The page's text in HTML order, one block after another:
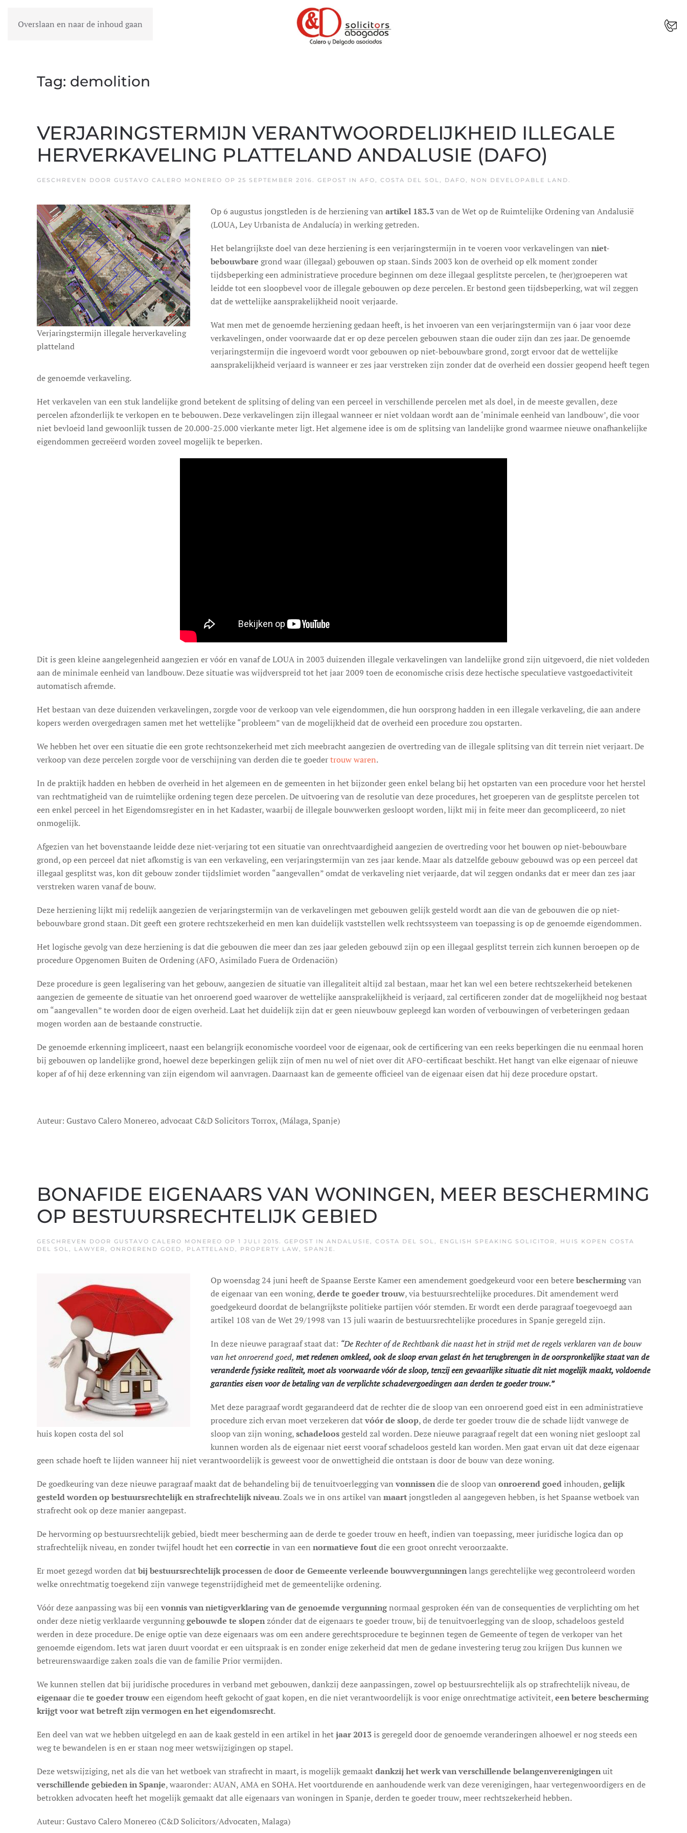
Overslaan en naar de inhoud gaan
MENU
Tag: demolition
VERJARINGSTERMIJN VERANTWOORDELIJKHEID ILLEGALE
HERVERKAVELING PLATTELAND ANDALUSIE (DAFO)
GESCHREVEN DOOR GUSTAVO CALERO MONEREO OP 25 SEPTEMBER 2016. GEPOST IN AFO, COSTA DEL SOL, DAFO, NON DEVELOPABLE LAND.
Verjaringstermijn illegale herverkaveling
platteland
Op 6 augustus jongstleden is de herziening van artikel 183.3van de Wet op de Ruimtelijke Ordening van Andalusië
(LOUA, Ley Urbanista de Andalucía) in werking getreden.
Het belangrijkste doel van deze herziening is een verjaringstermijn in te voeren voor verkavelingen van niet-
bebouwbare grond waar (illegaal) gebouwen op staan. Sinds 2003 kon de overheid op elk moment zonder
tijdsbeperking een administratieve procedure beginnen om deze illegaal gesplitste percelen, te (her)groeperen wat
leidde tot een sloopbevel voor de illegale gebouwen op deze percelen. Er bestond geen tijdsbeperking, wat wil zeggen
dat de wettelijke aansprakelijkheid nooit verjaarde.
Wat men met de genoemde herziening gedaan heeft, is het invoeren van een verjaringstermijn van 6 jaar voor deze
verkavelingen, onder voorwaarde dat er op deze percelen gebouwen staan die ouder zijn dan zes jaar. De genoemde
verjaringstermijn die ingevoerd wordt voor gebouwen op niet-bebouwbare grond, zorgt ervoor dat de wettelijke
aansprakelijkheid verjaard is wanneer er zes jaar verstreken zijn zonder dat de overheid een dossier geopend heeft tegen
de genoemde verkaveling.
Het verkavelen van een stuk landelijke grond betekent de splitsing of deling van een perceel in verschillende percelen met als doel, in de meeste gevallen, deze
percelen afzonderlijk te verkopen en te bebouwen. Deze verkavelingen zijn illegaal wanneer er niet voldaan wordt aan de ‘minimale eenheid van landbouw’, die voor
niet bevloeid land gewoonlijk tussen de 20.000-25.000 vierkante meter ligt. Het algemene idee is om de splitsing van landelijke grond waarmee nieuwe onafhankelijke
eigendommen gecreëerd worden zoveel mogelijk te beperken.
Dit is geen kleine aangelegenheid aangezien er vóór en vanaf de LOUA in 2003 duizenden illegale verkavelingen van landelijke grond zijn uitgevoerd, die niet voldeden
aan de minimale eenheid van landbouw. Deze situatie was wijdverspreid tot het jaar 2009 toen de economische crisis deze hectische speculatieve vastgoedactiviteit
automatisch afremde.
Het bestaan van deze duizenden verkavelingen, zorgde voor de verkoop van vele eigendommen, die hun oorsprong hadden in een illegale verkaveling, die aan andere
kopers werden overgedragen samen met het wettelijke “probleem” van de mogelijkheid dat de overheid een procedure zou opstarten.
We hebben het over een situatie die een grote rechtsonzekerheid met zich meebracht aangezien de overtreding van de illegale splitsing van dit terrein niet verjaart. De
verkoop van deze percelen zorgde voor de verschijning van derden die te goedertrouw waren.
In de praktijk hadden en hebben de overheid in het algemeen en de gemeenten in het bijzonder geen enkel belang bij het opstarten van een procedure voor het herstel
van rechtmatigheid van de ruimtelijke ordening tegen deze percelen. De uitvoering van de resolutie van deze procedures, het groeperen van de gesplitste percelen tot
een enkel perceel in het Eigendomsregister en in het Kadaster, waarbij de illegale bouwwerken gesloopt worden, lijkt mij in feite meer dan gecompliceerd, zo niet
onmogelijk.
Afgezien van het bovenstaande leidde deze niet-verjaring tot een situatie van onrechtvaardigheid aangezien de overtreding voor het bouwen op niet-bebouwbare
grond, op een perceel dat niet afkomstig is van een verkaveling, een verjaringstermijn van zes jaar kende. Maar als datzelfde gebouw gebouwd was op een perceel dat
illegaal gesplitst was, kon dit gebouw zonder tijdslimiet worden “aangevallen” omdat de verkaveling niet verjaarde, dat wil zeggen ondanks dat er meer dan zes jaar
verstreken waren vanaf de bouw.
Deze herziening lijkt mij redelijk aangezien de verjaringstermijn van de verkavelingen met gebouwen gelijk gesteld wordt aan die van de gebouwen die op niet-
bebouwbare grond staan. Dit geeft een grotere rechtszekerheid en men kan duidelijk vaststellen welk rechtssysteem van toepassing is op de genoemde eigendommen.
Het logische gevolg van deze herziening is dat die gebouwen die meer dan zes jaar geleden gebouwd zijn op een illegaal gesplitst terrein zich kunnen beroepen op de
procedure Opgenomen Buiten de Ordening (AFO, Asimilado Fuera de Ordenaciön)
Deze procedure is geen legalisering van het gebouw, aangezien de situatie van illegaliteit altijd zal bestaan, maar het kan wel een betere rechtszekerheid betekenen
aangezien de gemeente de situatie van het onroerend goed waarover de wettelijke aansprakelijkheid is verjaard, zal certificeren zonder dat de mogelijkheid nog bestaat
om “aangevallen” te worden door de eigen overheid. Laat het duidelijk zijn dat er geen nieuwbouw gepleegd kan worden of verbouwingen of verbeteringen gedaan
mogen worden aan de bestaande constructie.
De genoemde erkenning impliceert, naast een belangrijk economische voordeel voor de eigenaar, ook de certificering van een reeks beperkingen die nu eenmaal horen
bij gebouwen op landelijke grond, hoewel deze beperkingen gelijk zijn of men nu wel of niet over dit AFO-certificaat beschikt. Het hangt van elke eigenaar of nieuwe
koper af of hij deze erkenning van zijn eigendom wil aanvragen. Daarnaast kan de gemeente officieel van de eigenaar eisen dat hij deze procedure opstart.
Auteur: Gustavo Calero Monereo, advocaat C&D Solicitors Torrox, (Málaga, Spanje)
BONAFIDE EIGENAARS VAN WONINGEN, MEER BESCHERMING
OP BESTUURSRECHTELIJK GEBIED
GESCHREVEN DOOR GUSTAVO CALERO MONEREO OP 1 JULI 2015. GEPOST IN ANDALUSIE, COSTA DEL SOL, ENGLISH SPEAKING SOLICITOR , HUIS KOPEN COSTA
DEL SOL, LAWYER , ONROEREND GOED, PLATTELAND, PROPERTY LAW, SPANJE.
huis kopen costa del sol
Op woensdag 24 juni heeft de Spaanse Eerste Kamer een amendement goedgekeurd voor een beterebeschermingvan
de eigenaar van een woning,derde te goeder trouw, via bestuursrechtelijke procedures. Dit amendement werd
goedgekeurd doordat de belangrijkste politieke partijen vóór stemden. Er wordt een derde paragraaf toegevoegd aan
artikel 108 van de Wet 29/1998 van 13 juli waarin de bestuursrechtelijke procedures in Spanje geregeld zijn.
In deze nieuwe paragraaf staat dat: “De Rechter of de Rechtbank die naast het in strijd met de regels verklaren van de bouw
van het onroerend goed, met redenen omkleed, ook de sloop ervan gelast én het terugbrengen in de oorspronkelijke staat van de
veranderde fysieke realiteit, moet als voorwaarde vóór de sloop, tenzij een gevaarlijke situatie dit niet mogelijk maakt, voldoende
garanties eisen voor de betaling van de verplichte schadevergoedingen aan derden te goeder trouw.”
Met deze paragraaf wordt gegarandeerd dat de rechter die de sloop van een onroerend goed eist in een administratieve
procedure zich ervan moet verzekeren datvóór de sloop, de derde ter goeder trouw die de schade lijdt vanwege de
sloop van zijn woning,schadeloosgesteld zal worden. Deze nieuwe paragraaf regelt dat een woning niet gesloopt zal
kunnen worden als de eigenaar niet eerst vooraf schadeloos gesteld kan worden. Men gaat ervan uit dat deze eigenaar
geen schade hoeft te lijden wanneer hij niet verantwoordelijk is geweest voor de onwettigheid die ontstaan is door de bouw van deze woning.
De goedkeuring van deze nieuwe paragraaf maakt dat de behandeling bij de tenuitvoerlegging vanvonnissendie de sloop van onroerend goedinhouden,gelijk
gesteld worden op bestuursrechtelijk en strafrechtelijk niveau. Zoals we in ons artikel van maartjongstleden al aangegeven hebben, is het Spaanse wetboek van
strafrecht ook op deze manier aangepast.
De hervorming op bestuursrechtelijk gebied, biedt meer bescherming aan de derde te goeder trouw en heeft, indien van toepassing, meer juridische logica dan op
strafrechtelijk niveau, en zonder twijfel houdt het een correctie in van een normatieve foutdie een groot onrecht veroorzaakte.
Er moet gezegd worden datbij bestuursrechtelijk processendedoor de Gemeente verleende bouwvergunningenlangs gerechtelijke weg gecontroleerd worden
welke onrechtmatig toegekend zijn vanwege tegenstrijdigheid met de gemeentelijke ordening.
Vóór deze aanpassing was bij eenvonnis van nietigverklaring van de genoemde vergunningnormaal gesproken één van de consequenties de verplichting om het
onder deze nietig verklaarde vergunninggebouwde te slopenzónder dat de eigenaars te goeder trouw, bij de tenuitvoerlegging van de sloop, schadeloos gesteld
werden in deze procedure. De enige optie van deze eigenaars was om een andere gerechtsprocedure te beginnen tegen de Gemeente of tegen de verkoper van het
genoemde eigendom. Iets wat jaren duurt voordat er een uitspraak is en zonder enige zekerheid dat men de gedane investering terug zou krijgen Dus kunnen we
betreurenswaardige zaken zoals die van de familie Prior vermijden.
We kunnen stellen dat bij juridische procedures in verband met gebouwen, dankzij deze aanpassingen, zowel op bestuursrechtelijk als op strafrechtelijk niveau, de
eigenaardiete goeder trouween eigendom heeft gekocht of gaat kopen, en die niet verantwoordelijk is voor enige onrechtmatige activiteit,een betere bescherming
krijgt voor wat betreft zijn vermogen en het eigendomsrecht.
Een deel van wat we hebben uitgelegd en aan de kaak gesteld in een artikel in hetjaar 2013is geregeld door de genoemde veranderingen alhoewel er nog steeds een
weg te bewandelen is en er staan nog meer wetswijzigingen op stapel.
Deze wetswijziging, net als die van het wetboek van strafrecht in maart, is mogelijk gemaaktdankzij het werk van verschillende belangenverenigingenuit
verschillende gebieden in Spanje, waaronder: AUAN, AMA en SOHA. Het voortdurende en aanhoudende werk van deze verenigingen, haar vertegenwoordigers en de
betrokken advocaten heeft het mogelijk gemaakt dat alle eigenaars van woningen in Spanje, derden te goeder trouw, meer rechtszekerheid hebben.
Auteur: Gustavo Calero Monereo (C&D Solicitors/Advocaten, Malaga)